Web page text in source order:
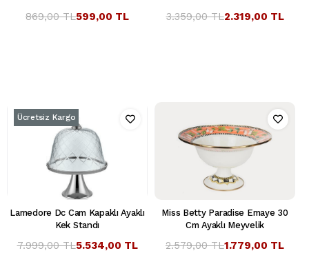
599,00 TL
869,00 TL 2.319,00 TL
3.359,00 TL
Lamedore Dc Cam Kapaklı Ayaklı
Kek Standı
5.534,00 TL
7.999,00 TL
Ücretsiz Kargo
Miss Betty Paradise Emaye 30
Cm Ayaklı Meyvelik
1.779,00 TL
2.579,00 TL